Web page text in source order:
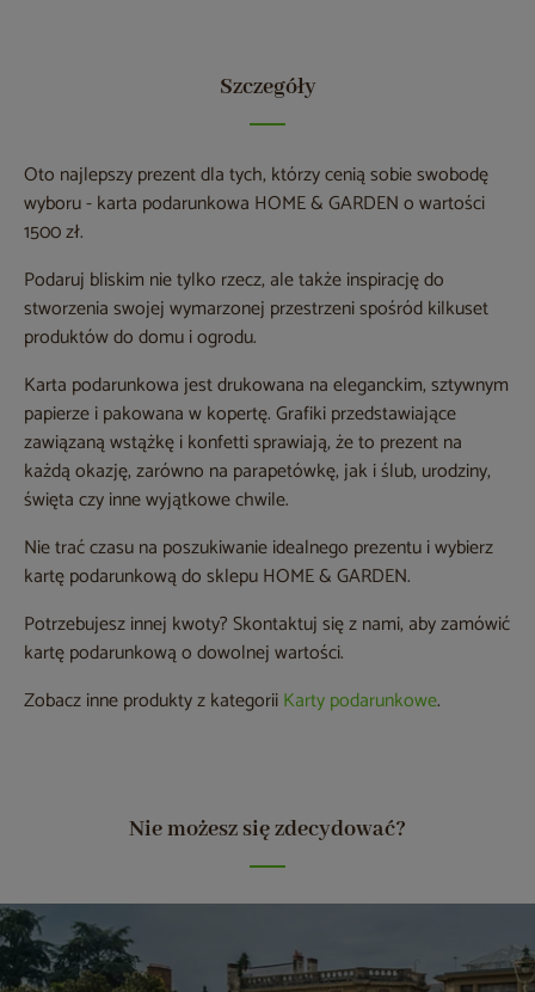
Szczegóły
Oto najlepszy prezent dla tych, którzy cenią sobie swobodę
wyboru - karta podarunkowa HOME & GARDEN o wartości
1500 zł.
Podaruj bliskim nie tylko rzecz, ale także inspirację do
stworzenia swojej wymarzonej przestrzeni spośród kilkuset
produktów do domu i ogrodu.
Karta podarunkowa jest drukowana na eleganckim, sztywnym
papierze i pakowana w kopertę. Grafiki przedstawiające
zawiązaną wstążkę i konfetti sprawiają, że ​​to prezent na
każdą okazję, zarówno na parapetówkę, jak i ślub, urodziny,
święta czy inne wyjątkowe chwile.
Nie trać czasu na poszukiwanie idealnego prezentu i wybierz
kartę podarunkową do sklepu HOME & GARDEN.
Potrzebujesz innej kwoty? Skontaktuj się z nami, aby zamówić
kartę podarunkową o dowolnej wartości.
Zobacz inne produkty z kategoriiKarty podarunkowe.
Nie możesz się zdecydować?